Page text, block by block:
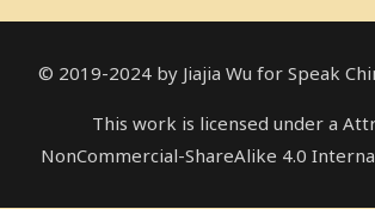
© 2019-2024 by Jiajia Wu for Speak
This work is licensed under a
NonCommercial-ShareAlike 4.0